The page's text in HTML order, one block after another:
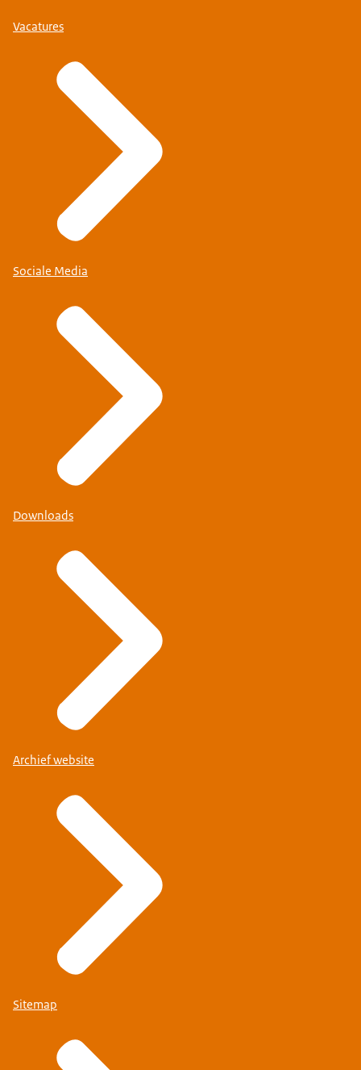
Vacatures
Sociale Media
Downloads
Archief website
Sitemap